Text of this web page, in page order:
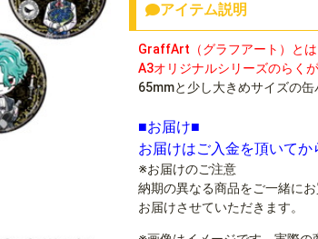
アイテム説明
GraffArt（グラフアート）と
A3オリジナルシリーズのらく
65mmと少し大きめサイズの
■お届け■
お届けはご入金を頂いて
※お届けのご注意
納期の異なる商品をご一緒に
お届けさせていただきます。